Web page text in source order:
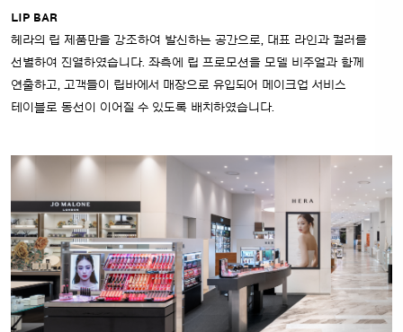
LIP BAR
헤라의 립 제품만을 강조하여 발신하는 공간으로, 대표 라인과 컬러를
선별하여 진열하였습니다. 좌측에 립 프로모션을 모델 비주얼과 함께
연출하고, 고객들이 립바에서 매장으로 유입되어 메이크업 서비스
테이블로 동선이 이어질 수 있도록 배치하였습니다.